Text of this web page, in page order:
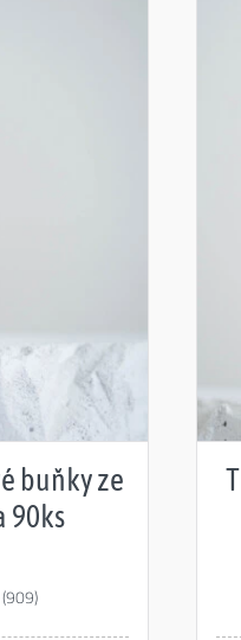
buňky ze
90ks